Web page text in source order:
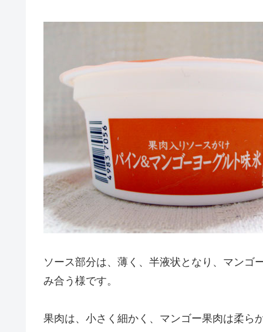
ソース部分は、薄く、半液状となり、マンゴ
み合う様です。
果肉は、小さく細かく、マンゴー果肉は柔ら